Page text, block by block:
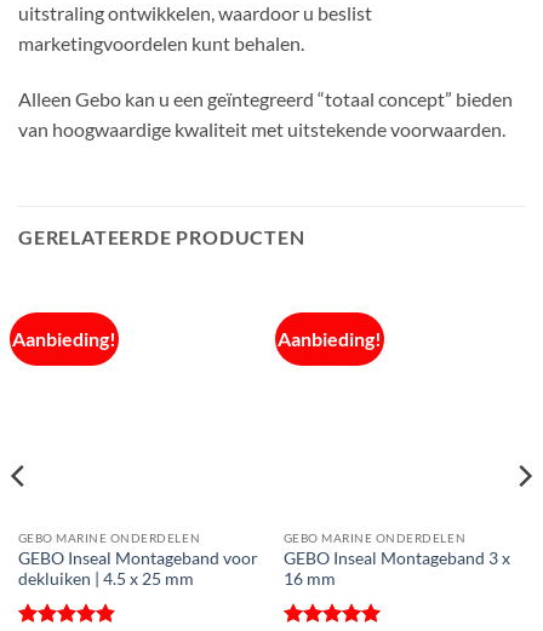
uitstraling ontwikkelen, waardoor u beslist
marketingvoordelen kunt behalen.
Alleen Gebo kan u een geïntegreerd “totaal concept” bieden
van hoogwaardige kwaliteit met uitstekende voorwaarden.
GERELATEERDE PRODUCTEN
Aanbieding!
GEBO MARINE ONDERDELEN
GEBO Inseal Montageband voor
dekluiken | 4.5 x 25 mm
Aanbieding!
GEBO MARINE ONDERDELEN
GEBO Inseal Montageband 3 x
16 mm